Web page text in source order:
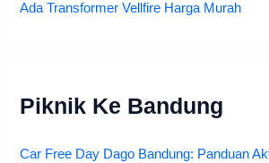
Ada Transformer Vellfire Harga Murah
Piknik Ke Bandung
Car Free Day Dago Bandung: Panduan